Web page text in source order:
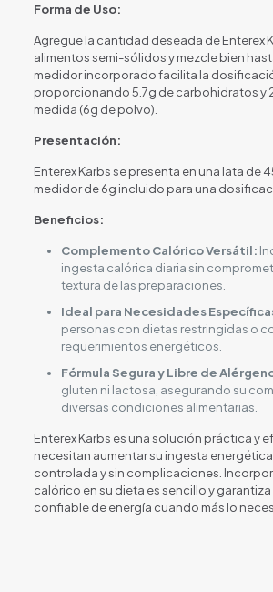
Forma de Uso:
Agregue la cantidad deseada de Enterex
alimentos semi-sólidos y mezcle bien
medidor incorporado facilita la
proporcionando 5.7g de carbohidratos y
medida (6g de polvo).
Presentación:
Enterex Karbs se presenta en una lata de
medidor de 6g incluido para una
Beneficios:
Complemento Calórico Versátil:
ingesta calórica diaria sin
textura de las preparaciones.
Ideal para Necesidades
personas con dietas restringidas o
requerimientos energéticos.
Fórmula Segura y Libre de
gluten ni lactosa, asegurando su
diversas condiciones alimentarias.
Enterex Karbs es una solución práctica y
necesitan aumentar su ingesta
controlada y sin complicaciones.
calórico en su dieta es sencillo y
confiable de energía cuando más lo